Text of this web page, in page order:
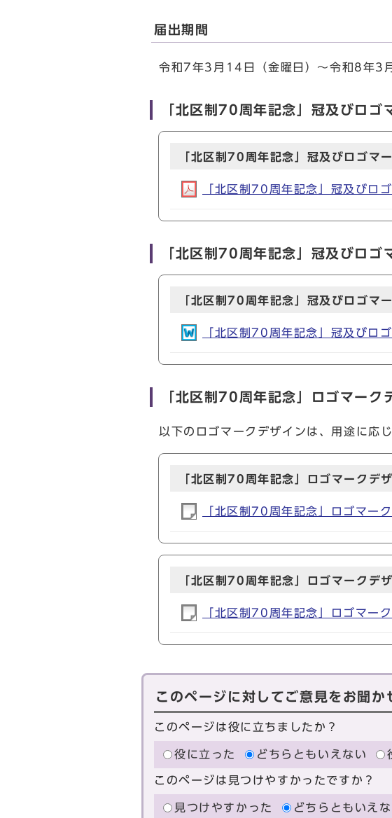
届出期間
令和7年3月14日（金曜日）～令和8年3
「北区制70周年記念」冠及びロゴ
「北区制70周年記念」冠及びロゴマ
「北区制70周年記念」冠及び
「北区制70周年記念」冠及びロゴ
「北区制70周年記念」冠及びロゴマ
「北区制70周年記念」冠及び
「北区制70周年記念」ロゴマーク
以下のロゴマークデザインは、用途に応
「北区制70周年記念」ロゴマークデ
「北区制70周年記念」ロゴマ
「北区制70周年記念」ロゴマークデ
「北区制70周年記念」ロゴマ
このページに対してご意見をお聞か
このページは役に立ちましたか？
役に立った どちらともいえない
このページは見つけやすかったですか？
見つけやすかった どちらともいえ